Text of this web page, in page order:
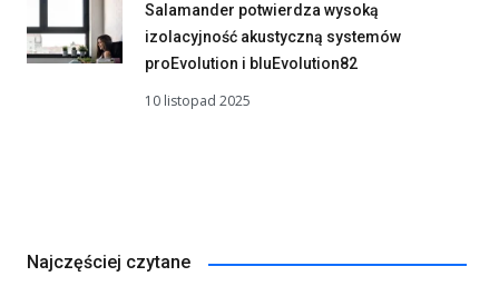
Salamander potwierdza wysoką
izolacyjność akustyczną systemów
proEvolution i bluEvolution82
10 listopad 2025
Najczęściej czytane